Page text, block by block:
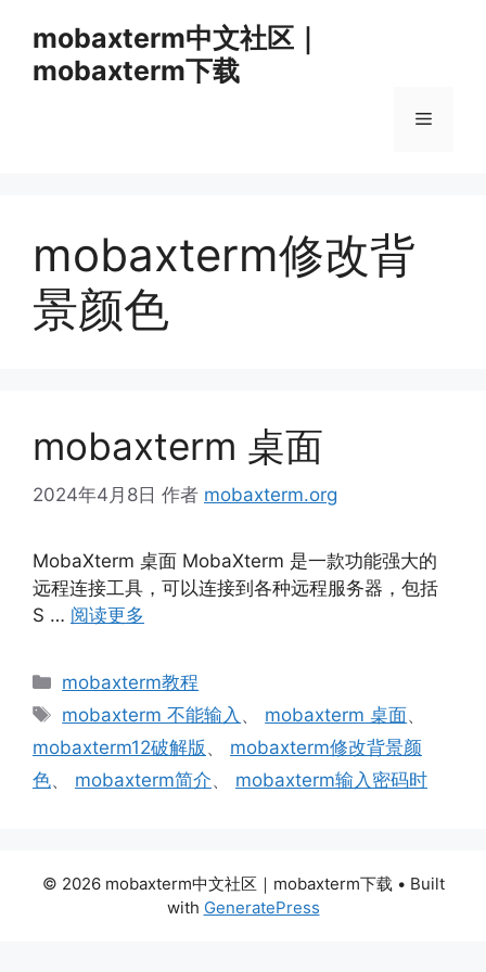
mobaxterm中文社区｜
mobaxterm下载
菜
mobaxterm修改背
景颜色
mobaxterm 桌面
2024年4月8日 作者 mobaxterm.org
MobaXterm 桌面 MobaXterm 是一款功能强大的
远程连接工具，可以连接到各种远程服务器，包括
S … 阅读更多
分
mobaxterm教程
标
签
mobaxterm 不能输入 、 mobaxterm 桌面、
mobaxterm12破解版 、 mobaxterm修改背景颜
色、 mobaxterm简介、 mobaxterm输入密码时
© 2026 mobaxterm中文社区｜mobaxterm下载 • Built
with GeneratePress